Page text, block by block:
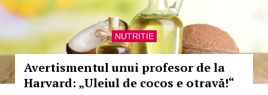
NUTRITIE
Avertismentul unui profesor de la
Harvard: „Uleiul de cocos e otravă!“